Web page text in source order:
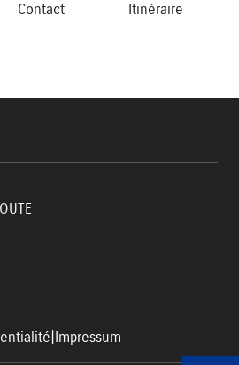
Contact Itinéraire
Impressum